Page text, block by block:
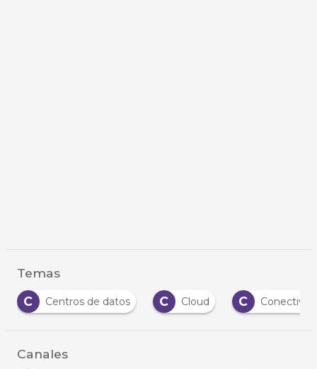
Temas
C
Centros de datos C Cloud C
Canales